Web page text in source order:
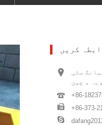
کریں
سٹی
، چین
+86-
+86-373-